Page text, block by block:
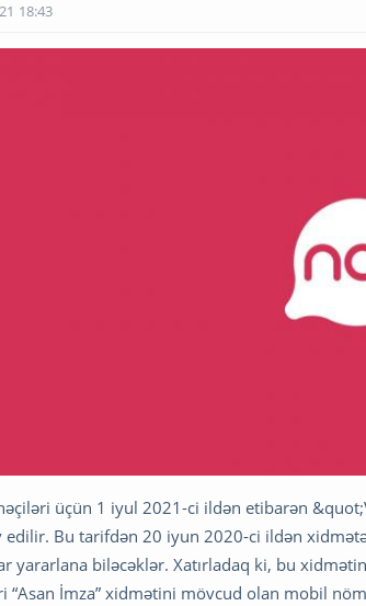
18:43
üçün 1 iyul 2021-ci ildən etibarən
edilir. Bu tarifdən 20 iyun 2020-ci ildən
yararlana biləcəklər. Xatırladaq ki, bu
“Asan İmza” xidmətini mövcud olan mobil